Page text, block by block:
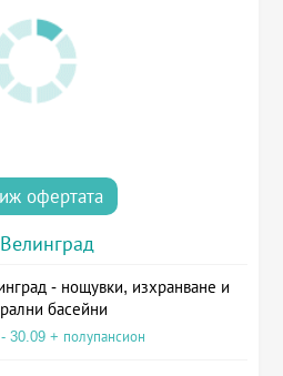
офертата
Велинград
- нощувки, изхранване и
басейни
30.09 + полупансион